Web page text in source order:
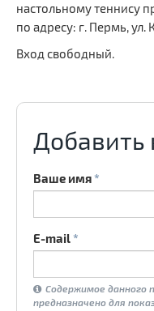
настольному теннису
по адресу: г. Пермь, ул.
Вход свободный.
Добавить
Ваше имя*
E-mail*
Содержимое данного
предназначено для